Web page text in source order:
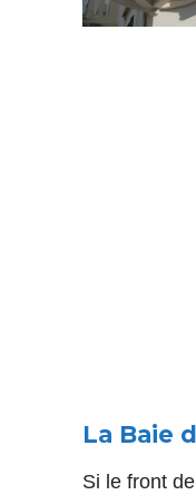
La Baie
Si le front